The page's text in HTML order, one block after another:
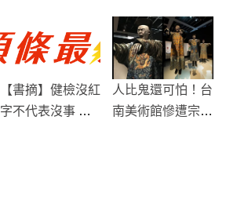
【書摘】健檢沒紅
字不代表沒事 留
人比鬼還可怕！台
南美術館慘遭宗教